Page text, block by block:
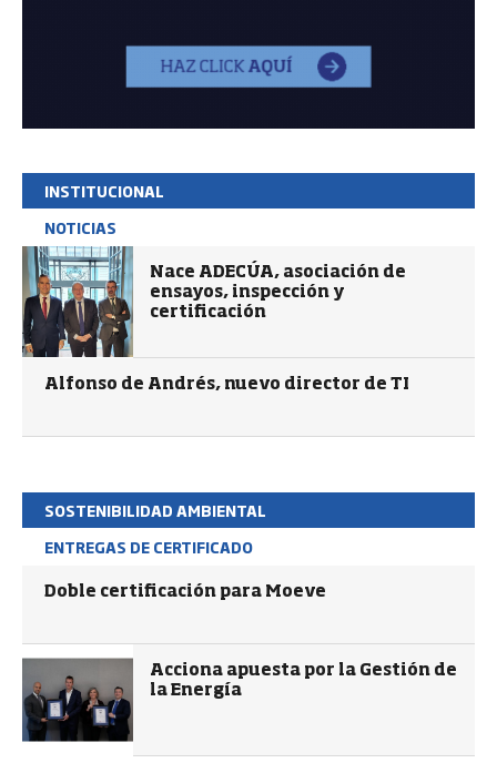
INSTITUCIONAL
NOTICIAS
Nace ADECÚA, asociación de
ensayos, inspección y
certificación
Alfonso de Andrés, nuevo director de TI
SOSTENIBILIDAD AMBIENTAL
ENTREGAS DE CERTIFICADO
Doble certificación para Moeve
Acciona apuesta por la Gestión de
la Energía